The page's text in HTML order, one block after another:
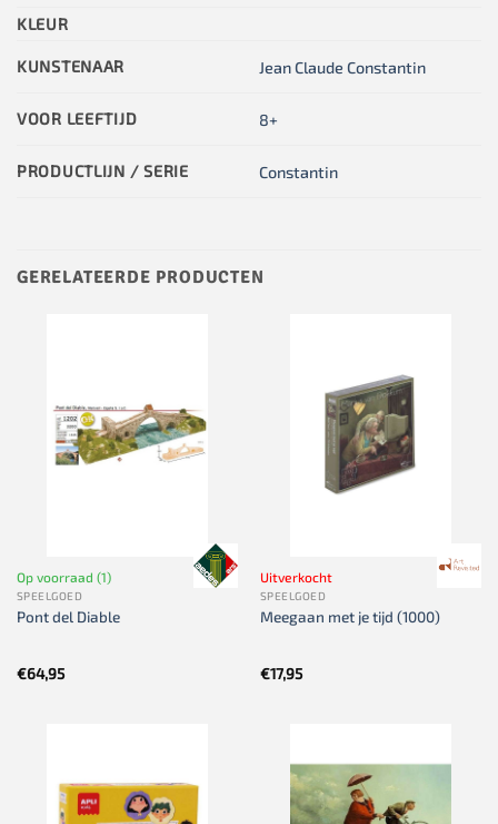
KLEUR
KUNSTENAAR Jean Claude Constantin
VOOR LEEFTIJD 8+
PRODUCTLIJN / SERIE Constantin
GERELATEERDE PRODUCTEN
Op voorraad (1)
SPEELGOED
Pont del Diable
€64,95
Uitverkocht
SPEELGOED
Meegaan met je tijd (1000)
€17,95